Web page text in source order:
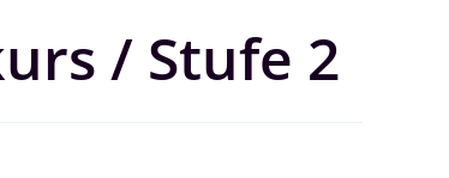
/ Stufe 2